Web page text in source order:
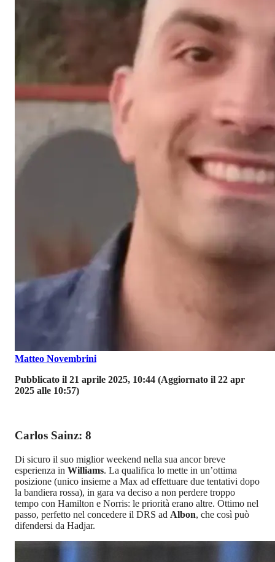
Matteo Novembrini
Pubblicato il 21 aprile 2025, 10:44 (Aggiornato il 22 apr
2025 alle 10:57)
Carlos Sainz: 8
Di sicuro il suo miglior weekend nella sua ancor breve
esperienza in Williams. La qualifica lo mette in un’ottima
posizione (unico insieme a Max ad effettuare due tentativi dopo
la bandiera rossa), in gara va deciso a non perdere troppo
tempo con Hamilton e Norris: le priorità erano altre. Ottimo nel
passo, perfetto nel concedere il DRS ad Albon, che così può
difendersi da Hadjar.